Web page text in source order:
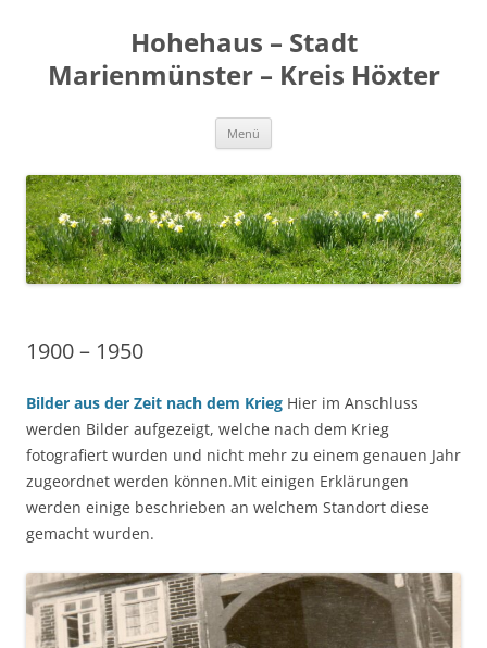
Hohehaus – Stadt
Marienmünster – Kreis Höxter
Menü
1900 – 1950
Bilder aus der Zeit nach dem Krieg Hier im Anschluss
werden Bilder aufgezeigt, welche nach dem Krieg
fotografiert wurden und nicht mehr zu einem genauen Jahr
zugeordnet werden können.Mit einigen Erklärungen
werden einige beschrieben an welchem Standort diese
gemacht wurden.